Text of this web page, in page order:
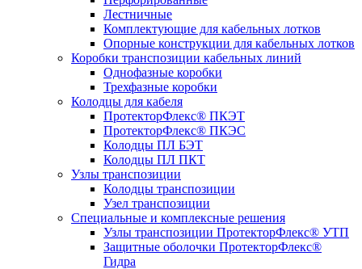
Лестничные
Комплектующие для кабельных лотков
Опорные конструкции для кабельных лотков
Коробки транспозиции кабельных линий
Однофазные коробки
Трехфазные коробки
Колодцы для кабеля
ПротекторФлекс® ПКЭТ
ПротекторФлекс® ПКЭС
Колодцы ПЛ БЭТ
Колодцы ПЛ ПКТ
Узлы транспозиции
Колодцы транспозиции
Узел транспозиции
Специальные и комплексные решения
Узлы транспозиции ПротекторФлекс® УТП
Защитные оболочки ПротекторФлекс®
Гидра